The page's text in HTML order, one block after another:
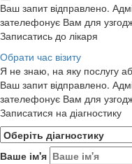
Ваш запит відправлено.
зателефонує Вам для
Записатись до лікаря
Обрати час візиту
Я не знаю, на яку послугу
Ваш запит відправлено.
зателефонує Вам для
Записатися на діагностику
Ваше ім'я